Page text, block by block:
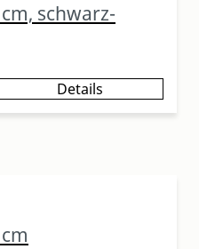
schwarz-
Details